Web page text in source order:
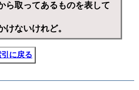
ら取ってあるものを表して
けないけれど。
引に戻る